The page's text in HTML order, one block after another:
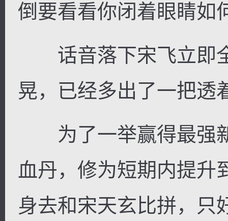
倒要看看你闭着眼睛如
话音落下宋飞立即
晃，已经多出了一把透
为了一举赢得最强
血丹，修为短期内提升
身去和宋天玄比拼，只